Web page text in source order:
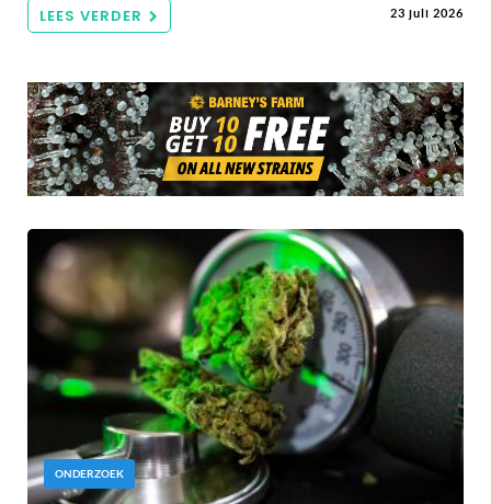
LEES VERDER 23 juli 2026
ONDERZOEK